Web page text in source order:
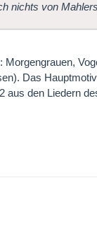
nichts von
Das
aus den Liedern